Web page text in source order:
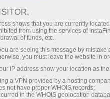
Real
Monthly contest
prize pool of the
month and $72,000
the largest
shows that you are currently
from using the services of
of funds, etc.
are seeing this message by
you must leave the website in
IP address show your location as
a VPN provided by a hosting
not have proper WHOIS records;
in the WHOIS geolocation